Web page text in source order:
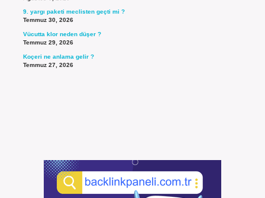
9. yargı paketi meclisten geçti mi ?
Temmuz 30, 2026
Vücutta klor neden düşer ?
Temmuz 29, 2026
Koçeri ne anlama gelir ?
Temmuz 27, 2026